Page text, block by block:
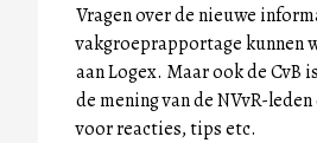
Vragen over de nieuwe
vakgroeprapportage kunnen
aan Logex. Maar ook de CvB
de mening van de NVvR-
voor reacties, tips etc.